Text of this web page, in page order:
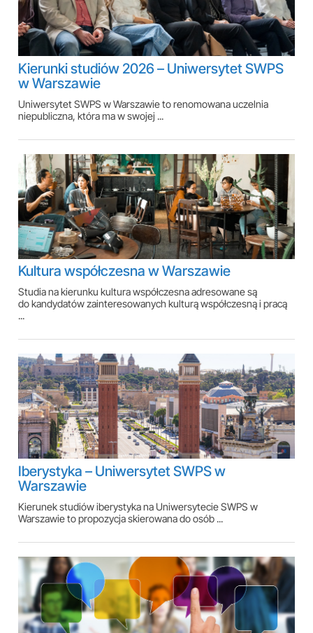
Kierunki studiów 2026 – Uniwersytet SWPS
w Warszawie
Uniwersytet SWPS w Warszawie to renomowana uczelnia
niepubliczna, która ma w swojej ...
Kultura współczesna w Warszawie
Studia na kierunku kultura współczesna adresowane są
do kandydatów zainteresowanych kulturą współczesną i pracą
...
Iberystyka – Uniwersytet SWPS w
Warszawie
Kierunek studiów iberystyka na Uniwersytecie SWPS w
Warszawie to propozycja skierowana do osób ...